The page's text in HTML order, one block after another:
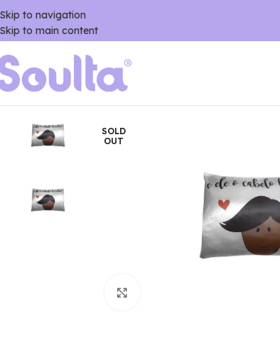
Skip to navigation
Skip to main content
SOLD
OUT